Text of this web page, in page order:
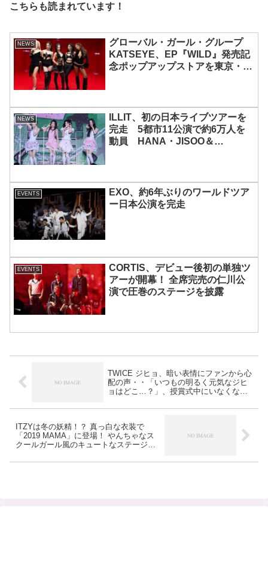
こちらも読まれています！
NEWS
グローバル・ガール・グループ
KATSEYE、EP『WILD』発売記
念ポップアップストアを東京・原
NEWS
ILLIT、初の日本ライブツアーを
完走 5都市11公演で約6万人を
動員 HANA・JISOO＆
EVENTS
EXO、約6年ぶりのワールドツア
ー日本公演を完走
EVENTS
CORTIS、デビュー後初の単独ツ
アーが開幕！ 全席完売の仁川公
演で圧巻のステージを披露
TWICE ジヒョ、暗い表情にファンから心
配の声・・「いつもの明るく元気なジヒ
ョはどこ…？」、授賞式中にいなくなる
ITZYは冬の妖精！？ 真っ白な衣装で
「2019 MAMA」に登場！ やんちゃなス
クールガール風のキュートなステージも